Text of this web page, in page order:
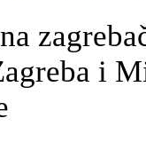
i